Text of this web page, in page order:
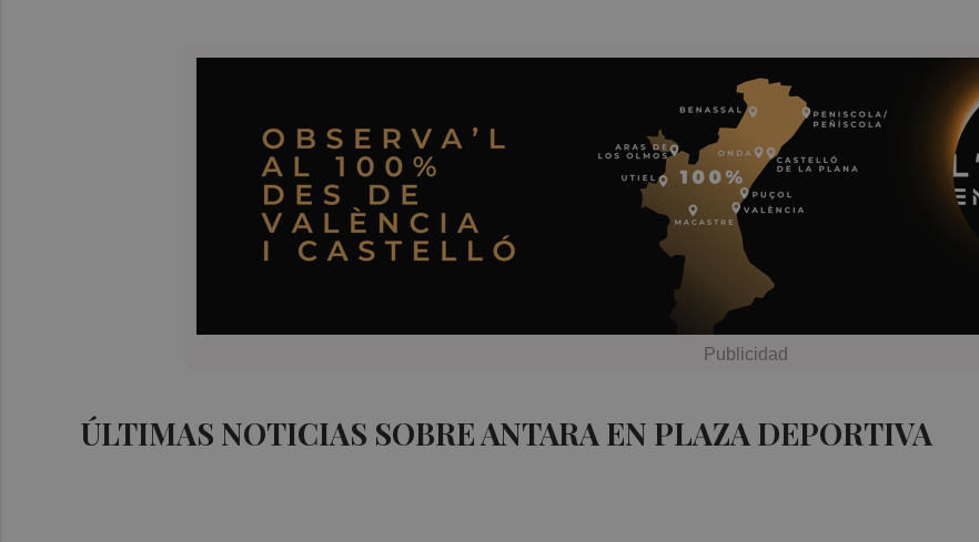
ÚLTIMAS NOTICIAS SOBRE ANTARA EN PLAZA DEPORTIVA